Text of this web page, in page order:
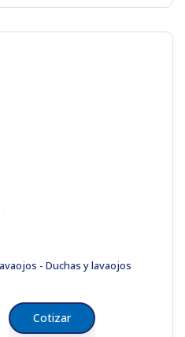
- Duchas y lavaojos
Cotizar